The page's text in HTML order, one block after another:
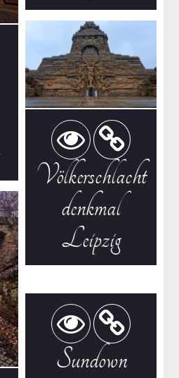
Völkerschlacht
denkmal
Leipzig
Sundown